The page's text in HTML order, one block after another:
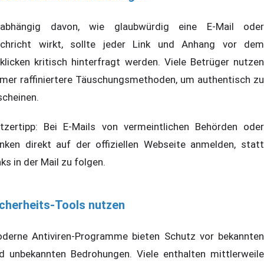
davon, wie glaubwürdig eine E-Mail oder
wirkt, sollte jeder Link und Anhang vor dem
kritisch hinterfragt werden. Viele Betrüger nutzen
raffiniertere Täuschungsmethoden, um authentisch zu
Bei E-Mails von vermeintlichen Behörden oder
direkt auf der offiziellen Webseite anmelden, statt
in der Mail zu folgen.
Tools nutzen
Antiviren-Programme bieten Schutz vor bekannten
unbekannten Bedrohungen. Viele enthalten mittlerweile